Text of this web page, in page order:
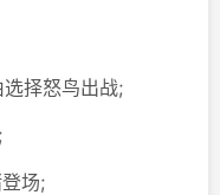
择怒鸟出战;
场;